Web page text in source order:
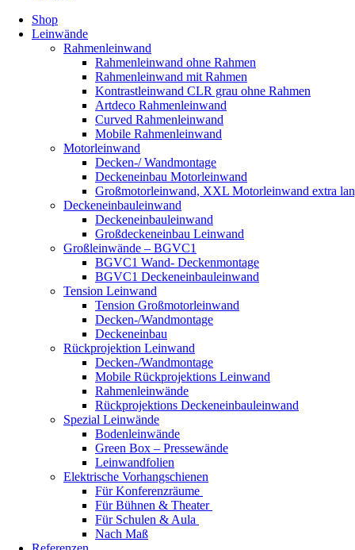
Shop
Leinwände
Rahmenleinwand
Rahmenleinwand ohne Rahmen
Rahmenleinwand mit Rahmen
Kontrastleinwand CLR grau ohne Rahmen
Artdeco Rahmenleinwand
Curved Rahmenleinwand
Mobile Rahmenleinwand
Motorleinwand
Decken-/ Wandmontage
Deckeneinbau Motorleinwand
Großmotorleinwand, XXL Motorleinwand extra
Deckeneinbauleinwand
Deckeneinbauleinwand
Großdeckeneinbau Leinwand
Großleinwände – BGVC1
BGVC1 Wand- Deckenmontage
BGVC1 Deckeneinbauleinwand
Tension Leinwand
Tension Großmotorleinwand
Decken-/Wandmontage
Deckeneinbau
Rückprojektion Leinwand
Decken-/Wandmontage
Mobile Rückprojektions Leinwand
Rahmenleinwände
Rückprojektions Deckeneinbauleinwand
Spezial Leinwände
Bodenleinwände
Green Box – Pressewände
Leinwandfolien
Elektrische Vorhangschienen
Für Konferenzräume
Für Bühnen & Theater
Für Schulen & Aula
Nach Maß